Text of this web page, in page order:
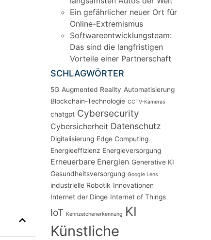
Ein gefährlicher neuer Ort für
Online-Extremismus
Softwareentwicklungsteam:
Das sind die langfristigen
Vorteile einer Partnerschaft
SCHLAGWÖRTER
5G Augmented Reality Automatisierung
Blockchain-Technologie CCTV-Kameras
chatgpt Cybersecurity
Cybersicherheit Datenschutz
Digitalisierung Edge Computing
Energieeffizienz Energieversorgung
Erneuerbare Energien Generative KI
Gesundheitsversorgung Google Lens
industrielle Robotik Innovationen
Internet der Dinge Internet of Things
IoT Kennzeichenerkennung KI
Künstliche